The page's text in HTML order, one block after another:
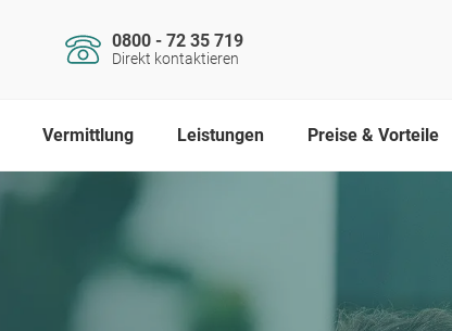
0800 - 72 35 719
Direkt kontaktieren
Vermittlung Leistungen Preise & Vorteile